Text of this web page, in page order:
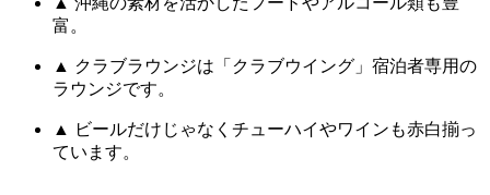
富。
▲ クラブラウンジは「クラブウイング」宿泊者専用の
ラウンジです。
▲ ビールだけじゃなくチューハイやワインも赤白揃っ
ています。